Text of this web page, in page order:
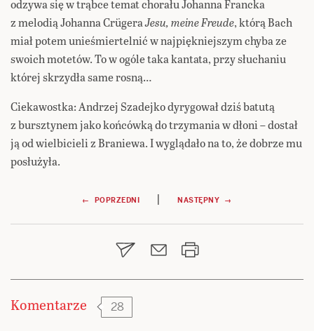
odzywa się w trąbce temat chorału Johanna Francka
z melodią Johanna CrügeraJesu, meine Freude, którą Bach
miał potem unieśmiertelnić w najpiękniejszym chyba ze
swoich motetów. To w ogóle taka kantata, przy słuchaniu
której skrzydła same rosną…
Ciekawostka: Andrzej Szadejko dyrygował dziś batutą
z bursztynem jako końcówką do trzymania w dłoni – dostał
ją od wielbicieli z Braniewa. I wyglądało na to, że dobrze mu
posłużyła.
Nawigacja
wpisu
← POPRZEDNI | NASTĘPNY →
Komentarze 28